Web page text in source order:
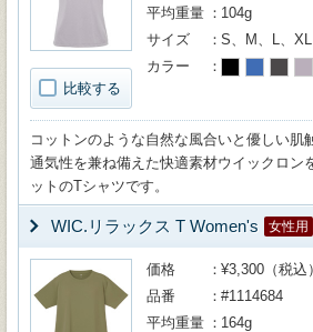
比較する
平均重量
104g
サイズ
S、M、L、XL
カラー
コットンのような自然な風合いと優しい肌
通気性を兼ね備えた快適素材ウイックロン
ットのTシャツです。
WIC.リラックス T Women's 女性用
価格
¥3,300（税込）
品番
#1114684
平均重量
164g